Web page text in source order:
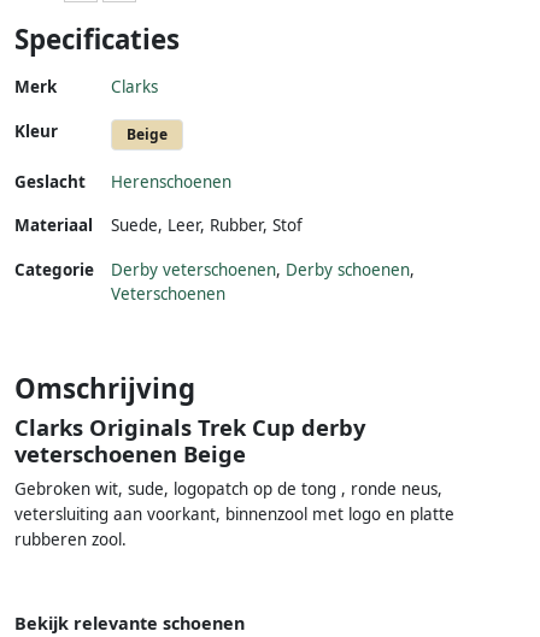
Specificaties
Merk Clarks
Kleur Beige
Geslacht
Herenschoenen
Materiaal
Suede, Leer, Rubber, Stof
Categorie Derby veterschoenen, Derby schoenen,
Veterschoenen
Omschrijving
Clarks Originals Trek Cup derby
veterschoenen Beige
Gebroken wit, sude, logopatch op de tong , ronde neus,
vetersluiting aan voorkant, binnenzool met logo en platte
rubberen zool.
Bekijk relevante schoenen